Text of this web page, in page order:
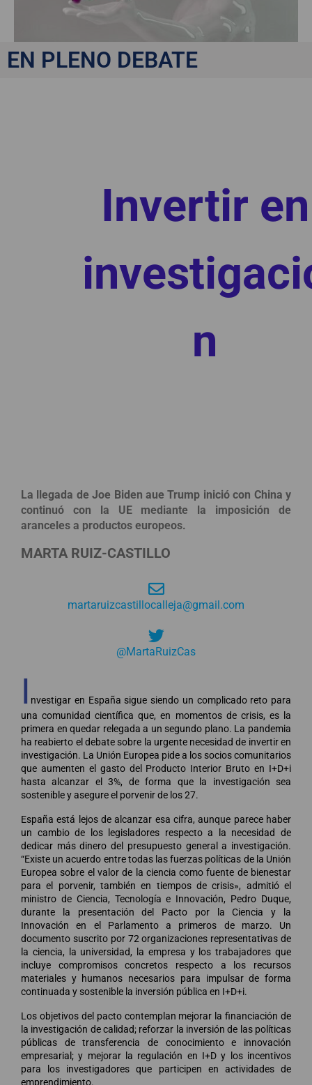
EN PLENO DEBATE
Invertir en
n
La llegada de Joe Biden aue Trump inició con China y
continuó con la UE mediante la imposición de
aranceles a productos europeos.
MARTA RUIZ-CASTILLO
martaruizcastillocalleja@gmail.com
@MartaRuizCas
I nvestigar en España sigue siendo un complicado reto para
una comunidad científica que, en momentos de crisis, es la
primera en quedar relegada a un segundo plano. La pandemia
ha reabierto el debate sobre la urgente necesidad de invertir en
investigación. La Unión Europea pide a los socios comunitarios
que aumenten el gasto del Producto Interior Bruto en I+D+i
hasta alcanzar el 3%, de forma que la investigación sea
sostenible y asegure el porvenir de los 27.
España está lejos de alcanzar esa cifra, aunque parece haber
un cambio de los legisladores respecto a la necesidad de
dedicar más dinero del presupuesto general a investigación.
“Existe un acuerdo entre todas las fuerzas políticas de la Unión
Europea sobre el valor de la ciencia como fuente de bienestar
para el porvenir, también en tiempos de crisis», admitió el
ministro de Ciencia, Tecnología e Innovación, Pedro Duque,
durante la presentación del Pacto por la Ciencia y la
Innovación en el Parlamento a primeros de marzo. Un
documento suscrito por 72 organizaciones representativas de
la ciencia, la universidad, la empresa y los trabajadores que
incluye compromisos concretos respecto a los recursos
materiales y humanos necesarios para impulsar de forma
continuada y sostenible la inversión pública en I+D+i.
Los objetivos del pacto contemplan mejorar la financiación de
la investigación de calidad; reforzar la inversión de las políticas
públicas de transferencia de conocimiento e innovación
empresarial; y mejorar la regulación en I+D y los incentivos
para los investigadores que participen en actividades de
emprendimiento.